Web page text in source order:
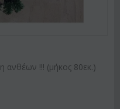
ανθέων !!! (μήκος 80εκ.)